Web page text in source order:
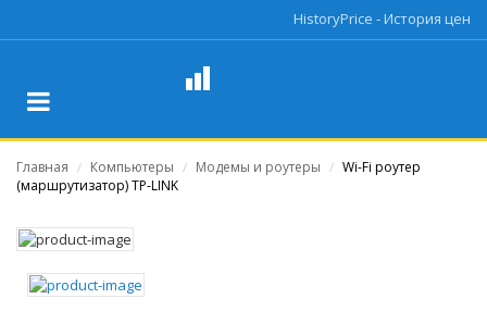
HistoryPrice - История цен
Главная / Компьютеры / Модемы и роутеры / Wi-Fi роутер
(маршрутизатор) TP-LINK